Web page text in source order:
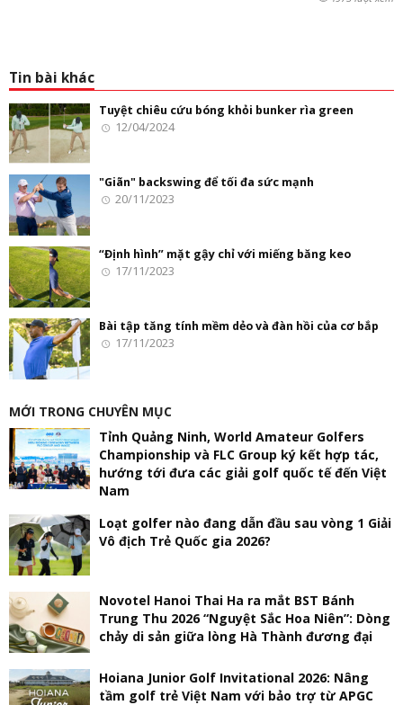
Tin bài khác
Tuyệt chiêu cứu bóng khỏi bunker rìa green
12/04/2024
"Giãn" backswing để tối đa sức mạnh
20/11/2023
“Định hình” mặt gậy chỉ với miếng băng keo
17/11/2023
Bài tập tăng tính mềm dẻo và đàn hồi của cơ bắp
17/11/2023
MỚI TRONG CHUYÊN MỤC
Tỉnh Quảng Ninh, World Amateur Golfers
Championship và FLC Group ký kết hợp tác,
hướng tới đưa các giải golf quốc tế đến Việt
Nam
Loạt golfer nào đang dẫn đầu sau vòng 1 Giải
Vô địch Trẻ Quốc gia 2026?
Novotel Hanoi Thai Ha ra mắt BST Bánh
Trung Thu 2026 “Nguyệt Sắc Hoa Niên”: Dòng
chảy di sản giữa lòng Hà Thành đương đại
Hoiana Junior Golf Invitational 2026: Nâng
tầm golf trẻ Việt Nam với bảo trợ từ APGC